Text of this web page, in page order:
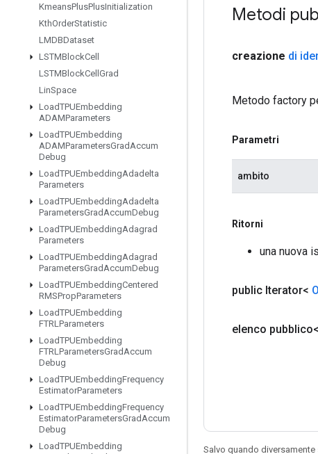
KmeansPlusPlusInitialization
KthOrderStatistic
LMDBDataset
LSTMBlockCell
LSTMBlockCell Grad
LinSpace
LoadTPUEmbedding
ADAMParameters
LoadTPUEmbedding
ADAMParametersGradAccum
Debug
LoadTPUEmbeddingAdadelta
Parameters
LoadTPUEmbeddingAdadelta
ParametersGradAccumDebug
LoadTPUEmbeddingAdagrad
Parameters
LoadTPUEmbeddingAdagrad
ParametersGradAccumDebug
LoadTPUEmbeddingCentered
RMSPropParameters
LoadTPUEmbedding
FTRLParameters
LoadTPUEmbedding
FTRLParametersGradAccum
Debug
LoadTPUEmbeddingFrequency
EstimatorParameters
LoadTPUEmbeddingFrequency
EstimatorParametersGradAccum
Debug
LoadTPUEmbedding
Metodi
creazione di
Metodo factory
Parametri
ambito
Ritorni
una nuova
public Iterator<
elenco pubblico<
Salvo quando